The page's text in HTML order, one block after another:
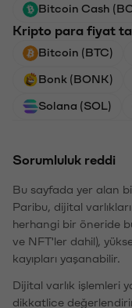
Bitcoin Cash
Kripto para fiyat
Bitcoin (BTC)
Bonk (BONK)
Solana (SOL)
Sorumluluk reddi
Bu sayfada yer alan
Paribu, dijital
herhangi bir öneride
ve NFT'ler dahil),
kayıpları yaşanabilir.
Dijital varlık işlemleri
dikkatlice